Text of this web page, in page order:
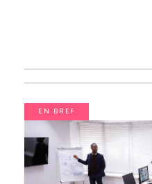
EN BREF